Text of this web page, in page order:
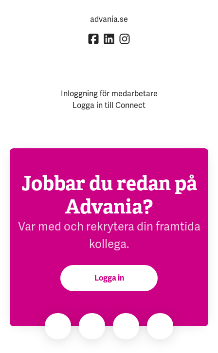
advania.se
Inloggning för medarbetare
Logga in till Connect
Jobbar du redan på
Advania?
Var med och rekrytera din framtida
kollega.
Logga in